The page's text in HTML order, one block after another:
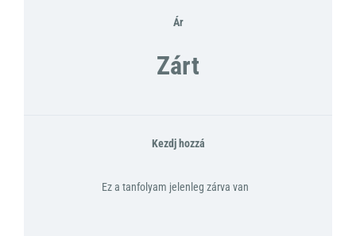
Ár
Zárt
Kezdj hozzá
Ez a tanfolyam jelenleg zárva van